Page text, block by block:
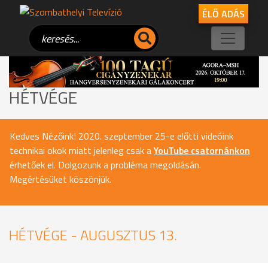
ÉLŐ ADÁS
HÉTVÉGE
Kedves Nézőink! 2020. szeptember 25-e előtti videóink
technikai okok miatt jelenleg csak aYouTube csatornánkon
érhetőek el. Dolgozunk a probléma megoldásán.
Megértésüket köszönjük.
HÉTVÉGE - AUGUSZTUS 13.